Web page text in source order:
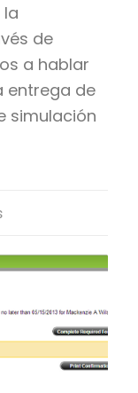
de
a hablar
entrega de
simulación